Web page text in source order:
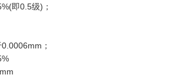
即0.5级)；
；